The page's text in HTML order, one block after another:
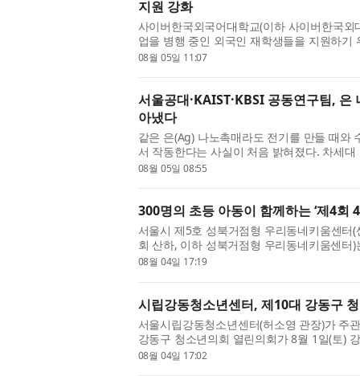
지원 강화
사이버한국외국어대학교(이하 사이버한국
업을 병행 중인 외국인 재학생들을 지원하기
사이버한국외대 글로벌교육원은 지난달 25
08월 05일 11:07
서울공대·KAIST·KBSI 공동연구팀, 은
아냈다
같은 은(Ag) 나노촉매라도 전기를 만들 때와
서 작동한다는 사실이 처음 밝혀졌다. 차세
로운 설계 원리가 제시된 것이다. 서울대학
08월 05일 08:55
300명의 초등 아동이 함께하는 ‘제4회
서울시 제5호 성북거점형 우리동네키움센터
회 산하, 이하 성북거점형 우리동네키움센터
와 함께하는 ‘제4회 4차산업 페스티벌’을 개
08월 04일 17:19
시립강동청소년센터, 제10대 강동구 청
서울시립강동청소년센터(허소영 관장)가 주
강동구 청소년의회 열린의회가 8월 1일(토)
됐다. 강동구 청소년의회는 2016년을 시작
08월 04일 17:02